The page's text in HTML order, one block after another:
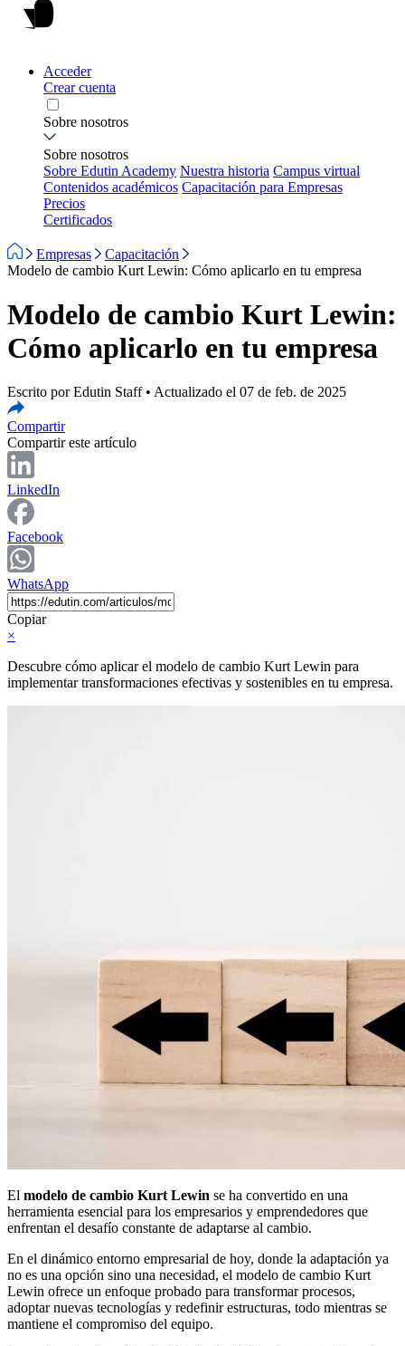
Acceder
Crear cuenta
Sobre nosotros
Sobre nosotros
Sobre Edutin Academy Nuestra historia Campus virtual
Contenidos académicos Capacitación para Empresas
Precios
Certificados
Empresas
Capacitación
Modelo de cambio Kurt Lewin: Cómo aplicarlo en tu empresa
Modelo de cambio Kurt Lewin:
Cómo aplicarlo en tu empresa
Escrito por Edutin Staff • Actualizado el 07 de feb. de 2025
Compartir
Compartir este artículo
LinkedIn
Facebook
WhatsApp
Copiar
×
Descubre cómo aplicar el modelo de cambio Kurt Lewin para
implementar transformaciones efectivas y sostenibles en tu empresa.
El modelo de cambio Kurt Lewin se ha convertido en una
herramienta esencial para los empresarios y emprendedores que
enfrentan el desafío constante de adaptarse al cambio.
En el dinámico entorno empresarial de hoy, donde la adaptación ya
no es una opción sino una necesidad, el modelo de cambio Kurt
Lewin ofrece un enfoque probado para transformar procesos,
adoptar nuevas tecnologías y redefinir estructuras, todo mientras se
mantiene el compromiso del equipo.